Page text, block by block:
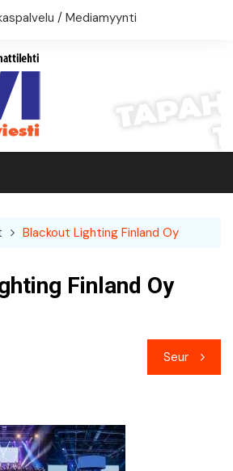
/ Mediamyynti
Blackout Lighting Finland Oy
Finland Oy
Seur